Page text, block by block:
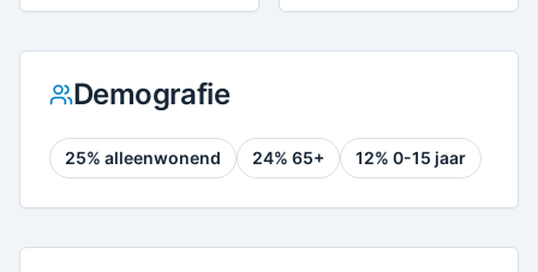
Demografie
25% alleenwonend 24% 65+ 12% 0-15 jaar